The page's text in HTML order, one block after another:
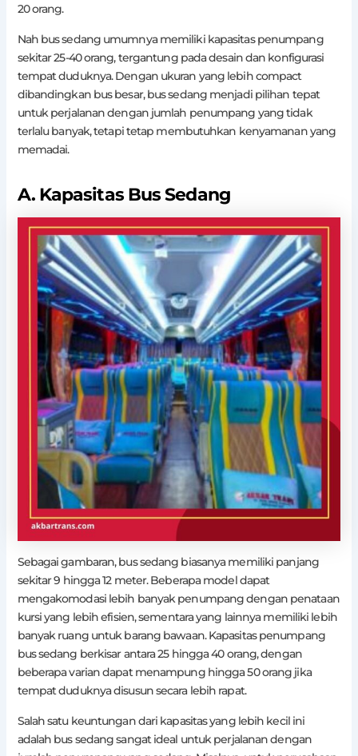
20 orang.
Nah bus sedang umumnya memiliki kapasitas penumpang
sekitar 25-40 orang, tergantung pada desain dan konfigurasi
tempat duduknya. Dengan ukuran yang lebih compact
dibandingkan bus besar, bus sedang menjadi pilihan tepat
untuk perjalanan dengan jumlah penumpang yang tidak
terlalu banyak, tetapi tetap membutuhkan kenyamanan yang
memadai.
A. Kapasitas Bus Sedang
Sebagai gambaran, bus sedang biasanya memiliki panjang
sekitar 9 hingga 12 meter. Beberapa model dapat
mengakomodasi lebih banyak penumpang dengan penataan
kursi yang lebih efisien, sementara yang lainnya memiliki lebih
banyak ruang untuk barang bawaan. Kapasitas penumpang
bus sedang berkisar antara 25 hingga 40 orang, dengan
beberapa varian dapat menampung hingga 50 orang jika
tempat duduknya disusun secara lebih rapat.
Salah satu keuntungan dari kapasitas yang lebih kecil ini
adalah bus sedang sangat ideal untuk perjalanan dengan